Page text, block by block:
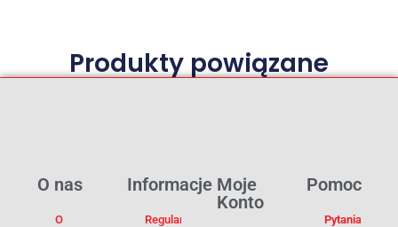
Produkty powiązane
Pomoc
Pytania I
Moje
Konto
Informacje
Regulamin
O nas
O